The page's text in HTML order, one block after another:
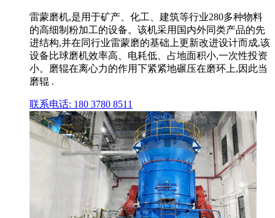
雷蒙磨机,是用于矿产、化工、建筑等行业280多种物料
的高细制粉加工的设备。该机采用国内外同类产品的先
进结构,并在同行业雷蒙磨的基础上更新改进设计而成,该
设备比球磨机效率高、电耗低、占地面积小,一次性投资
小。磨辊在离心力的作用下紧紧地碾压在磨环上,因此当
磨辊 .
联系电话: 180 3780 8511